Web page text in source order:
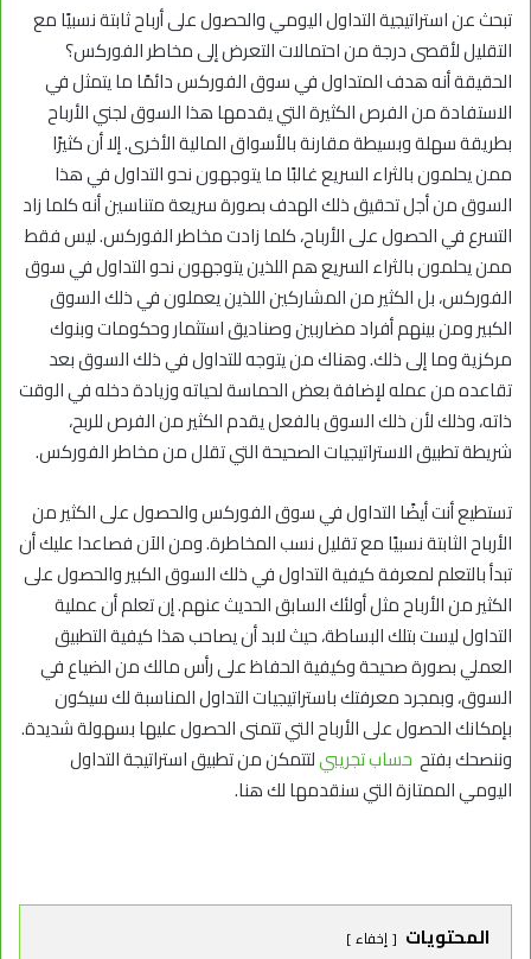
تبحث عن استراتيجية التداول اليومي والحصول على أرباح ثابتة نسبيًا مع
التقليل لأقصى درجة من احتمالات التعرض إلى مخاطر الفوركس؟
الحقيقة أنه هدف المتداول في سوق الفوركس دائمًا ما يتمثل في
الاستفادة من الفرص الكثيرة التي يقدمها هذا السوق لجني الأرباح
بطريقة سهلة وبسيطة مقارنة بالأسواق المالية الأخرى. إلا أن كثيرًا
ممن يحلمون بالثراء السريع غالبًا ما يتوجهون نحو التداول في هذا
السوق من أجل تحقيق ذلك الهدف بصورة سريعة متناسين أنه كلما زاد
التسرع في الحصول على الأرباح، كلما زادت مخاطر الفوركس. ليس فقط
ممن يحلمون بالثراء السريع هم اللذين يتوجهون نحو التداول في سوق
الفوركس، بل الكثير من المشاركين اللذين يعملون في ذلك السوق
الكبير ومن بينهم أفراد مضاربين وصناديق استثمار وحكومات وبنوك
مركزية وما إلى ذلك. وهناك من يتوجه للتداول في ذلك السوق بعد
تقاعده من عمله لإضافة بعض الحماسة لحياته وزيادة دخله في الوقت
ذاته، وذلك لأن ذلك السوق بالفعل يقدم الكثير من الفرص للربح،
شريطة تطبيق الاستراتيجيات الصحيحة التي تقلل من مخاطر الفوركس.
تستطيع أنت أيضًا التداول في سوق الفوركس والحصول على الكثير من
الأرباح الثابتة نسبيًا مع تقليل نسب المخاطرة. ومن الآن فصاعدا عليك أن
تبدأ بالتعلم لمعرفة كيفية التداول في ذلك السوق الكبير والحصول على
الكثير من الأرباح مثل أولئك السابق الحديث عنهم. إن تعلم أن عملية
التداول ليست بتلك البساطة، حيث لابد أن يصاحب هذا كيفية التطبيق
العملي بصورة صحيحة وكيفية الحفاظ على رأس مالك من الضياع في
السوق، وبمجرد معرفتك باستراتيجيات التداول المناسبة لك سيكون
بإمكانك الحصول على الأرباح التي تتمنى الحصول عليها بسهولة شديدة.
وننصحك بفتح حساب تجريبيلتتمكن من تطبيق استراتيجة التداول
اليومي الممتازة التي سنقدمها لك هنا.
المحتويات إخفاء